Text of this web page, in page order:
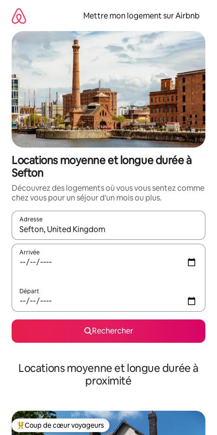
directement
contenu
Mettre mon logement sur Airbnb
Locations moyenne et longue durée à
Sefton
Découvrez des logements où vous vous sentez comme
chez vous pour un séjour d'un mois ou plus.
Adresse
Lorsque les résultats s'affichent, utilisez les flèches vers le
Arrivée
Départ
Rechercher
Locations moyenne et longue durée à
proximité
Coups de cœur voyageurs les plus appréciés
Coup de cœur voyageurs